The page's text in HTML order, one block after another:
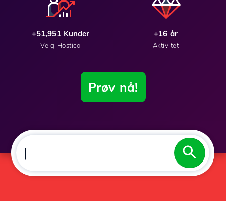
+51,951 Kunder
Velg Hostico
+16 år
Aktivitet
Prøv nå!
D